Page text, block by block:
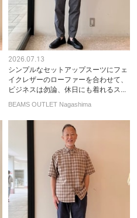
2026.07.13
シンプルなセットアップスーツにフェ
イクレザーのローファーを合わせて、
ビジネスは勿論、休日にも着れるス...
BEAMS OUTLET Nagashima